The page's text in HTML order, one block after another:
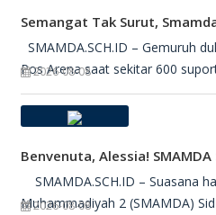
SMAMDA.SCH.ID – Gemuruh
Pos Arena saat sekitar 600
2026-08-08
SMAMDA.SCH.ID – Suasana
Muhammadiyah 2 (SMAMDA) Sid
2026-08-08